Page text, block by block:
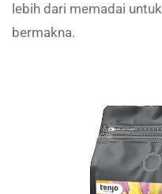
lebih dari memadai
bermakna.